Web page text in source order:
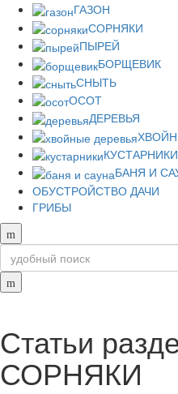
ГАЗОН
СОРНЯКИ
ПЫРЕЙ
БОРЩЕВИК
СНЫТЬ
ОСОТ
ДЕРЕВЬЯ
КУСТАРНИКИ
БАНЯ И
ОБУСТРОЙСТВО ДАЧИ
ГРИБЫ
Статьи
СОРНЯКИ